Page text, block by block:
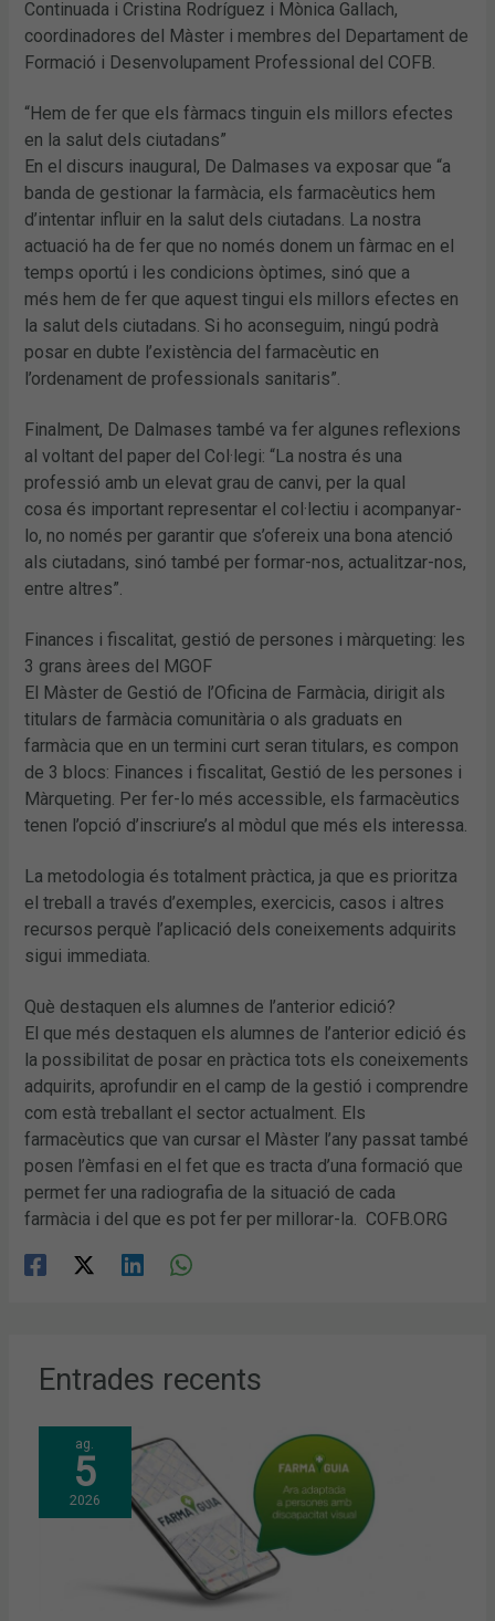
Continuada i Cristina Rodríguez i Mònica Gallach,
coordinadores del Màster i membres del Departament de
Formació i Desenvolupament Professional del COFB.
“Hem de fer que els fàrmacs tinguin els millors efectes
en la salut dels ciutadans”
En el discurs inaugural, De Dalmases va exposar que “a
banda de gestionar la farmàcia, els farmacèutics hem
d’intentar influir en la salut dels ciutadans. La nostra
actuació ha de fer que no només donem un fàrmac en el
temps oportú i les condicions òptimes, sinó que a
més hem de fer que aquest tingui els millors efectes en
la salut dels ciutadans. Si ho aconseguim, ningú podrà
posar en dubte l’existència del farmacèutic en
l’ordenament de professionals sanitaris”.
Finalment, De Dalmases també va fer algunes reflexions
al voltant del paper del Col·legi: “La nostra és una
professió amb un elevat grau de canvi, per la qual
cosa és important representar el col·lectiu i acompanyar-
lo, no només per garantir que s’ofereix una bona atenció
als ciutadans, sinó també per formar-nos, actualitzar-nos,
entre altres”.
Finances i fiscalitat, gestió de persones i màrqueting: les
3 grans àrees del MGOF
El Màster de Gestió de l’Oficina de Farmàcia, dirigit als
titulars de farmàcia comunitària o als graduats en
farmàcia que en un termini curt seran titulars, es compon
de 3 blocs: Finances i fiscalitat, Gestió de les persones i
Màrqueting. Per fer-lo més accessible, els farmacèutics
tenen l’opció d’inscriure’s al mòdul que més els interessa.
La metodologia és totalment pràctica, ja que es prioritza
el treball a través d’exemples, exercicis, casos i altres
recursos perquè l’aplicació dels coneixements adquirits
sigui immediata.
Què destaquen els alumnes de l’anterior edició?
El que més destaquen els alumnes de l’anterior edició és
la possibilitat de posar en pràctica tots els coneixements
adquirits, aprofundir en el camp de la gestió i comprendre
com està treballant el sector actualment. Els
farmacèutics que van cursar el Màster l’any passat també
posen l’èmfasi en el fet que es tracta d’una formació que
permet fer una radiografia de la situació de cada
farmàcia i del que es pot fer per millorar-la. COFB.ORG
Entrades recents
ag.
5
2026